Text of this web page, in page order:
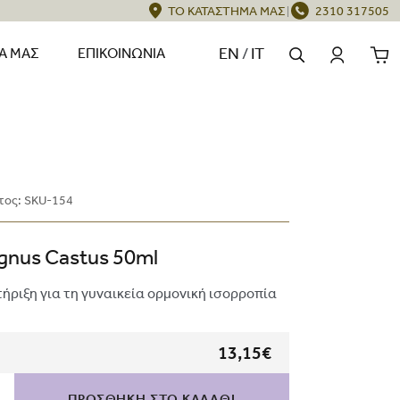
ΤΟ ΚΑΤΑΣΤΗΜΑ ΜΑΣ 2310 317505
ΜΑΣ ΕΠΙΚΟΙΝΩΝΊΑ EN/IT
SKU-154
Castus 50ml
για τη γυναικεία ορμονική ισορροπία
13,15€